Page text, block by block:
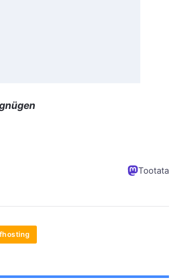
Tootata